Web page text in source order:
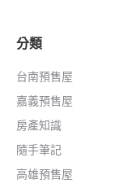
分類
台南預售屋
嘉義預售屋
房產知識
隨手筆記
高雄預售屋